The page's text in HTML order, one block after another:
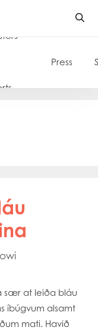
Press
sær at leiða bláu
íbúgvum alsamt
mati. Havið